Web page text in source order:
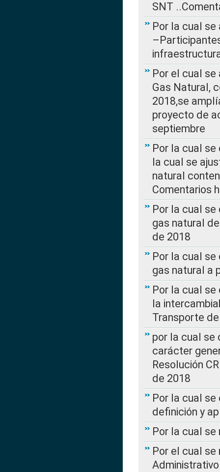
SNT
Por la cual se
Por el cual
Gas Natural,
2018,se
proyecto de
septiembre
Por la cual se
la cual se
natural
Comentarios
Por la cual
gas natural
de 2018
Por la cual
gas natural a
Por la cual
la
Transporte
por la cual se
carácter
Resolución
de 2018
Por la cual
definición y
Por la cual
Por el cual